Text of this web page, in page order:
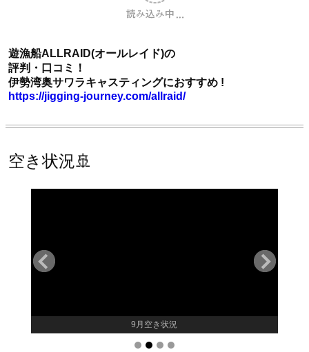
遊漁船ALLRAID(オールレイド)の
評判・口コミ！
伊勢湾奥サワラキャスティングにおすすめ !
https://jigging-journey.com/allraid/
空き状況🚢
9月空き状況